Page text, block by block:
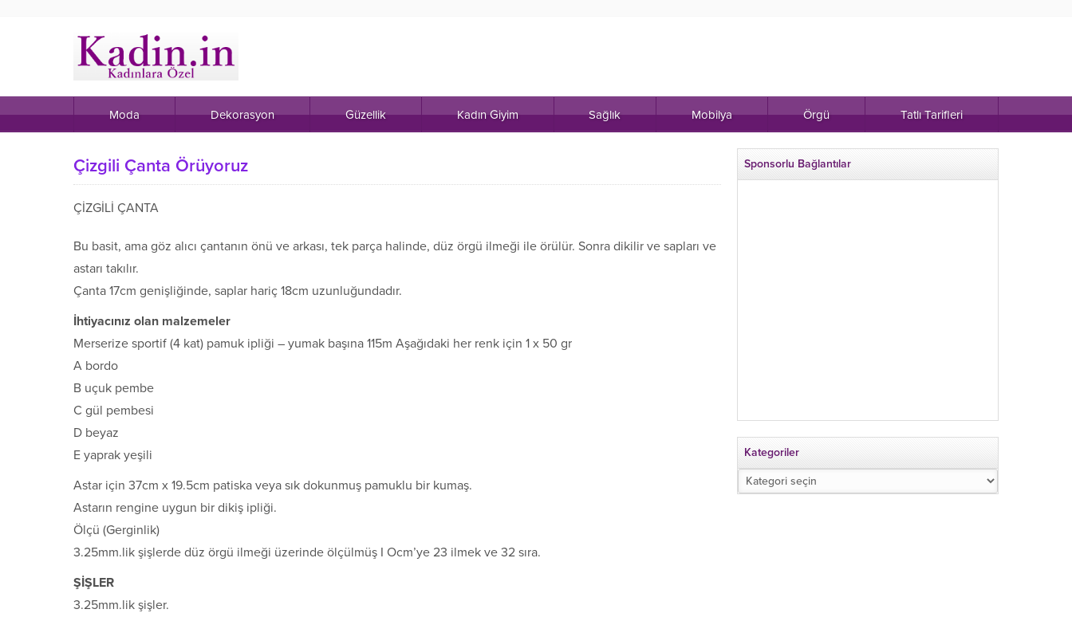
Moda Dekorasyon Güzellik Kadın Giyim Sağlık Mobilya Örgü Tatlı Tarifleri
Çizgili Çanta Örüyoruz
ÇİZGİLİ ÇANTA
Bu basit, ama göz alıcı çantanın önü ve arkası, tek parça halinde, düz örgü ilmeği ile örülür. Sonra dikilir ve sapları ve
astarı takılır.
Çanta 17cm genişliğinde, saplar hariç 18cm uzunluğundadır.
İhtiyacınız olan malzemeler
Merserize sportif (4 kat) pamuk ipliği – yumak başına 115m Aşağıdaki her renk için 1 x 50 gr
A bordo
B uçuk pembe
C gül pembesi
D beyaz
E yaprak yeşili
Astar için 37cm x 19.5cm patiska veya sık dokunmuş pamuklu bir kumaş.
Astarın rengine uygun bir dikiş ipliği.
Ölçü (Gerginlik)
3.25mm.lik şişlerde düz örgü ilmeği üzerinde ölçülmüş I Ocm’ye 23 ilmek ve 32 sıra.
ŞİŞLER
3.25mm.lik şişler.
Sponsorlu Bağlantılar
Kategoriler
Kategoriler